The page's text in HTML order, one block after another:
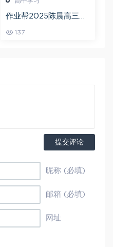
作业帮2025陈晨高三语
班
137
提交评论
昵称 (必填)
邮箱 (必填)
网址